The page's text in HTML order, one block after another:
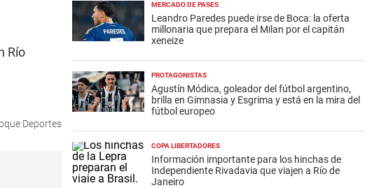
Río
Deportes
MERCADO DE PASES
Leandro Paredes puede irse de Boca: la oferta
millonaria que prepara el Milan por el capitán
xeneize
PROTAGONISTAS
Agustín Módica, goleador del fútbol argentino,
brilla en Gimnasia y Esgrima y está en la mira del
fútbol europeo
COPA LIBERTADORES
Información importante para los hinchas de
Independiente Rivadavia que viajen a Río de
Janeiro